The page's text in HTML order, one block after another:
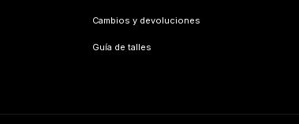
Cambios y devoluciones
Guía de talles